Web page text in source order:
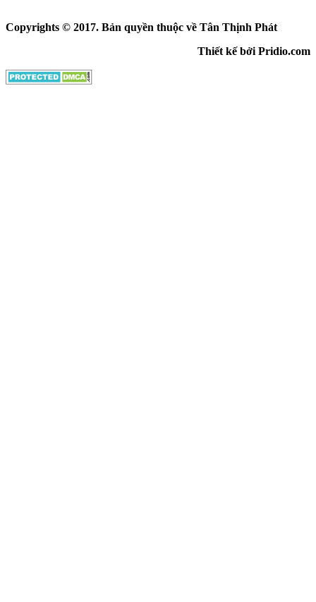
Copyrights © 2017. Bản quyền thuộc về Tân Thịnh Phát
Thiết kế bởi Pridio.com